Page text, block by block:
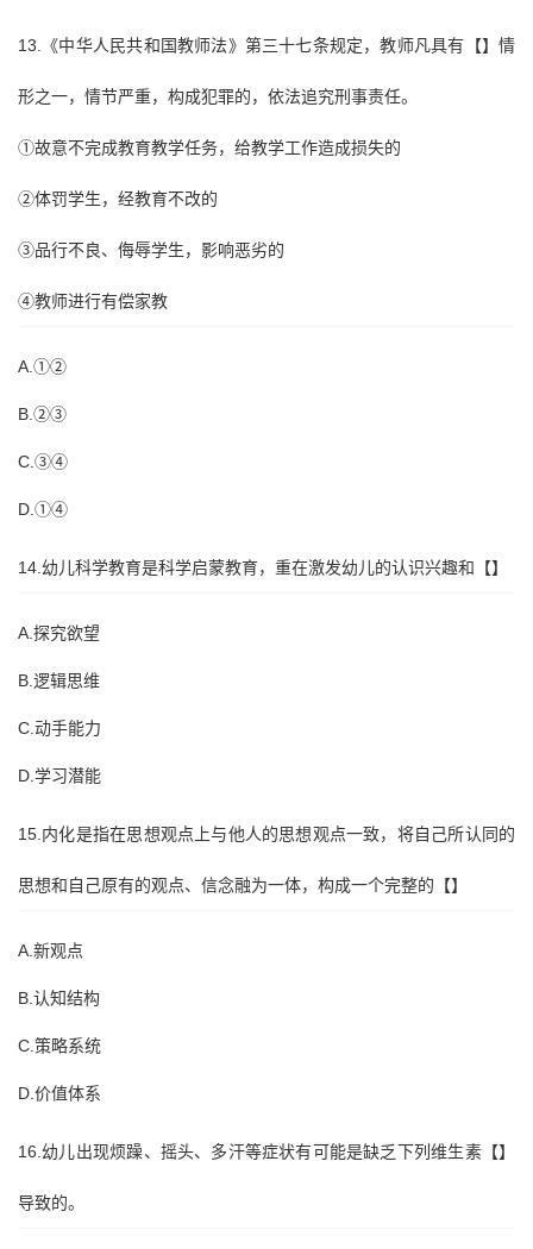
13.《中华人民共和国教师法》第三十七条规定，教师凡具有【】情
形之一，情节严重，构成犯罪的，依法追究刑事责任。
①故意不完成教育教学任务，给教学工作造成损失的
②体罚学生，经教育不改的
③品行不良、侮辱学生，影响恶劣的
④教师进行有偿家教
A.①②
B.②③
C.③④
D.①④
14.幼儿科学教育是科学启蒙教育，重在激发幼儿的认识兴趣和【】
A.探究欲望
B.逻辑思维
C.动手能力
D.学习潜能
15.内化是指在思想观点上与他人的思想观点一致，将自己所认同的
思想和自己原有的观点、信念融为一体，构成一个完整的【】
A.新观点
B.认知结构
C.策略系统
D.价值体系
16.幼儿出现烦躁、摇头、多汗等症状有可能是缺乏下列维生素【】
导致的。